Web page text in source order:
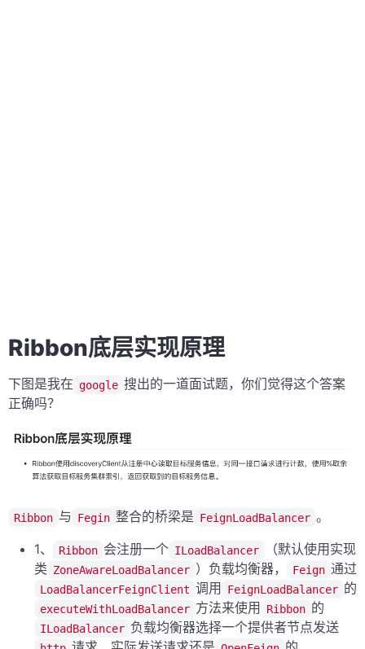
Ribbon底层实现原理
下图是我在 google 搜出的一道面试题，你们觉得这个答案
正确吗？
Ribbon 与 Fegin 整合的桥梁是 FeignLoadBalancer 。
1、
Ribbon 会注册一个 ILoadBalancer
（默认使用实现
类 ZoneAwareLoadBalancer ）负载均衡器， Feign 通过
LoadBalancerFeignClient 调用 FeignLoadBalancer 的
executeWithLoadBalancer 方法来使用 Ribbon 的
ILoadBalancer 负载均衡器选择一个提供者节点发送